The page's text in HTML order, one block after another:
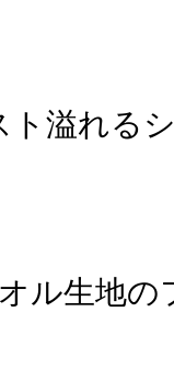
ト溢れる
ル生地の